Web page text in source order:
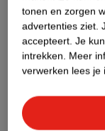
Nature Impact
Bestel &
tonen en zorgen
advertenties ziet.
accepteert. Je
intrekken. Meer
verwerken lees je